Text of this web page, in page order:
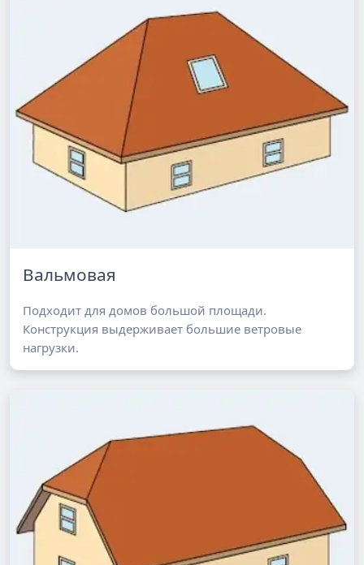
Вальмовая
Подходит для домов большой площади.
Конструкция выдерживает большие ветровые
нагрузки.